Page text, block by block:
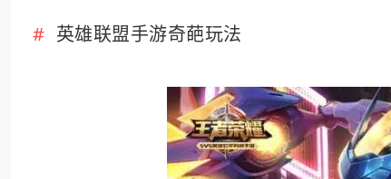
英雄联盟手游奇葩玩法